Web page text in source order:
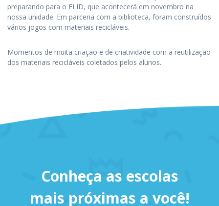
preparando para o FLID, que acontecerá em novembro na
nossa unidade. Em parceria com a biblioteca, foram construídos
vários jogos com materiais recicláveis.
Momentos de muita criação e de criatividade com a reutilização
dos materiais recicláveis coletados pelos alunos.
Conheça as escolas
mais próximas a você!